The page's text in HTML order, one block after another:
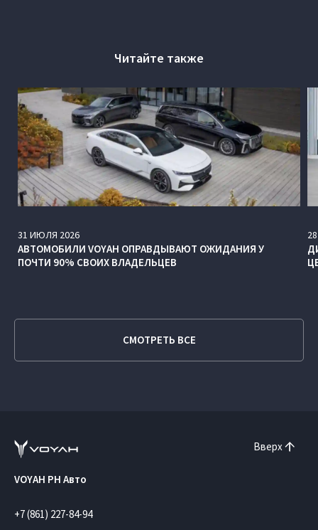
Читайте также
31 ИЮЛЯ 2026
АВТОМОБИЛИ VOYAH ОПРАВДЫВАЮТ ОЖИДАНИЯ У
ПОЧТИ 90% СВОИХ ВЛАДЕЛЬЦЕВ
28
СМОТРЕТЬ ВСЕ
Вверх
VOYAH РН Авто
+7 (861) 227-84-94